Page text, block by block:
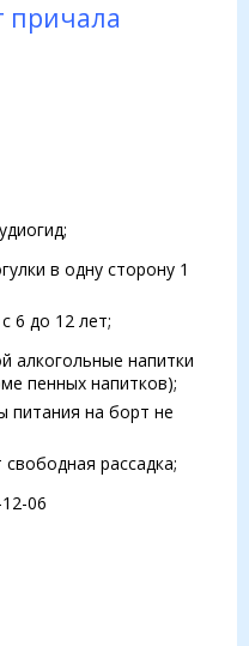
причала
в одну сторону 1
6 до 12 лет;
алкогольные напитки
пенных напитков);
питания на борт не
рассадка;
06